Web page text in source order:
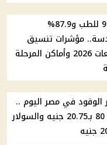
92.8% للطب و87.9%
مؤشرات تنسيق
الجامعات 2026 وأماكن المرحلة
الوقود في مصر اليوم ..
بنزين 80 بـ20.75 جنيه والسولار